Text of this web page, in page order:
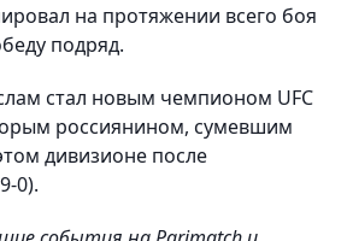
на протяжении всего боя
подряд.
стал новым чемпионом UFC
россиянином, сумевшим
дивизионе после
0).